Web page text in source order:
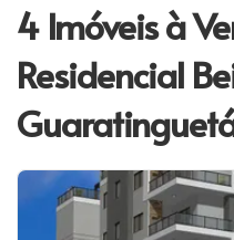
4 Imóveis à
Residencial